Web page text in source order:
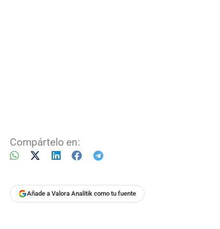
Compártelo en:
Añade a Valora Analitik como tu fuente